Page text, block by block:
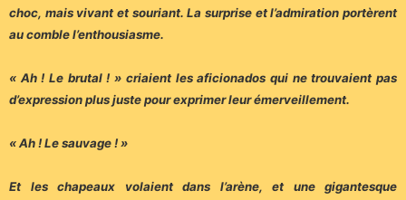
choc, mais vivant et souriant. La surprise et l’admiration portèrent
au comble l’enthousiasme.
« Ah ! Le brutal ! » criaient les aficionados qui ne trouvaient pas
d’expression plus juste pour exprimer leur émerveillement.
« Ah ! Le sauvage ! »
Et les chapeaux volaient dans l’arène, et une gigantesque